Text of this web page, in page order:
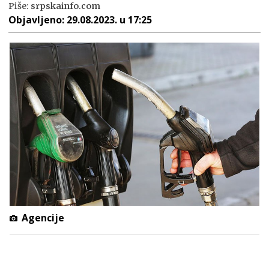
Piše: srpskainfo.com
Objavljeno: 29.08.2023. u 17:25
Agencije